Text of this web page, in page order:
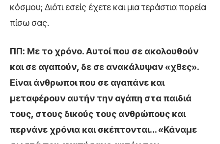
κόσμου; Διότι εσείς έχετε και μια τεράστια πορεία
πίσω σας.
ΠΠ: Με το χρόνο. Αυτοί που σε ακολουθούν
και σε αγαπούν, δε σε ανακάλυψαν «χθες».
Είναι άνθρωποι που σε αγαπάνε και
μεταφέρουν αυτήν την αγάπη στα παιδιά
τους, στους δικούς τους ανθρώπους και
περνάνε χρόνια και σκέπτονται… «Κάναμε